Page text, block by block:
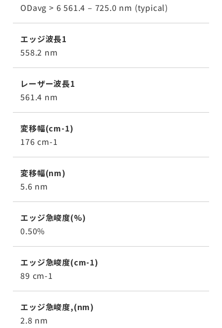
ODavg > 6 561.4 – 725.0 nm (typical)
エッジ波長1
558.2 nm
レーザー波長1
561.4 nm
変移幅(cm-1)
176 cm-1
変移幅(nm)
5.6 nm
エッジ急峻度(%)
0.50%
エッジ急峻度(cm-1)
89 cm-1
エッジ急峻度,(nm)
2.8 nm